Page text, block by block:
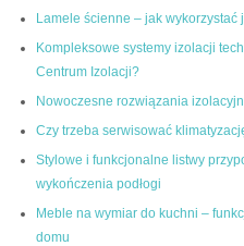
Lamele ścienne – jak
Kompleksowe systemy izolacji
Centrum Izolacji?
Nowoczesne rozwiązania
Czy trzeba serwisować
Stylowe i funkcjonalne listwy
wykończenia podłogi
Meble na wymiar do kuchni –
domu